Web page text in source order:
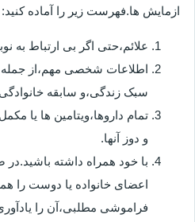
ازمایش ها.فهرست زیر را آماده کنید:
علائم،حتی اگر بی ارتباط به
اطلاعات شخصی مهم،از جمله
سبک زندگی،و سابقه خانوادگی
تمام داروها،ویتامین ها یا
و دوز آنها.
با خود همراه داشته باشید.در
اعضای خانواده یا دوست را
فراموشی مطلبی،آن را